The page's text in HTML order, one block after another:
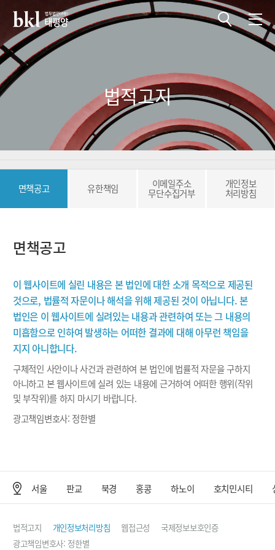
법적고지
면책공고 유한책임 이메일주소
무단수집거부
개인정보
처리방침
면책공고
이 웹사이트에 실린 내용은 본 법인에 대한 소개 목적으로 제공된
것으로, 법률적 자문이나 해석을 위해 제공된 것이 아닙니다. 본
법인은 이 웹사이트에 실려있는 내용과 관련하여 또는 그 내용의
미흡함으로 인하여 발생하는 어떠한 결과에 대해 아무런 책임을
지지 아니합니다.
구체적인 사안이나 사건과 관련하여 본 법인에 법률적 자문을 구하지
아니하고 본 웹사이트에 실려 있는 내용에 근거하여 어떠한 행위(작위
및 부작위)를 하지 마시기 바랍니다.
광고책임변호사: 정한별
서울 판교 북경 홍콩 하노이 호치민시티
법적고지 개인정보처리방침 웹접근성
국제정보보호인증
광고책임변호사: 정한별